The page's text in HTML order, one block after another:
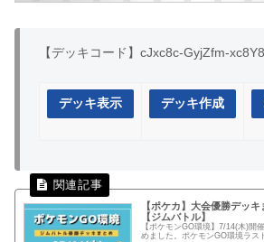
【デッキコード】cJxc8c-GyjZfm-
デッキ表示 デッキ作成
【ポケカ】大会優勝デッ
【ジムバトル】
【ポケモンGO環境】7/14(木)開
めました。ポケモンGO環境ラス